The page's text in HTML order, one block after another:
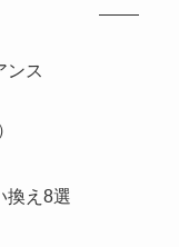
ンス
換え8選